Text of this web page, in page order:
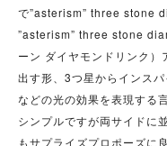
で”asterism” three stone
”asterism” three stone
ーン ダイヤモンドリンク）
出す形、3つ星からインス
などの光の効果を表現する
シンプルですが両サイドに
もサプライズプロポーズに